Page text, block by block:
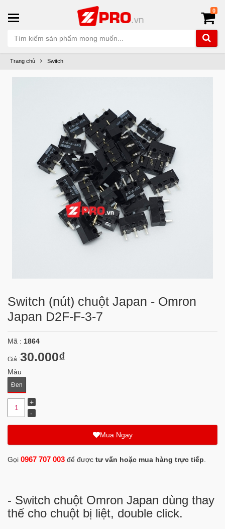
0
Trang chủ Switch
Switch (nút) chuột Japan - Omron
Japan D2F-F-3-7
Mã : 1864
Giá :30.000₫
Màu
Đen
Mua Ngay
Gọi 0967 707 003 để được tư vấn hoặc mua hàng trực tiếp
- Switch chuột Omron Japan dùng thay
thế cho chuột bị liệt, double click.